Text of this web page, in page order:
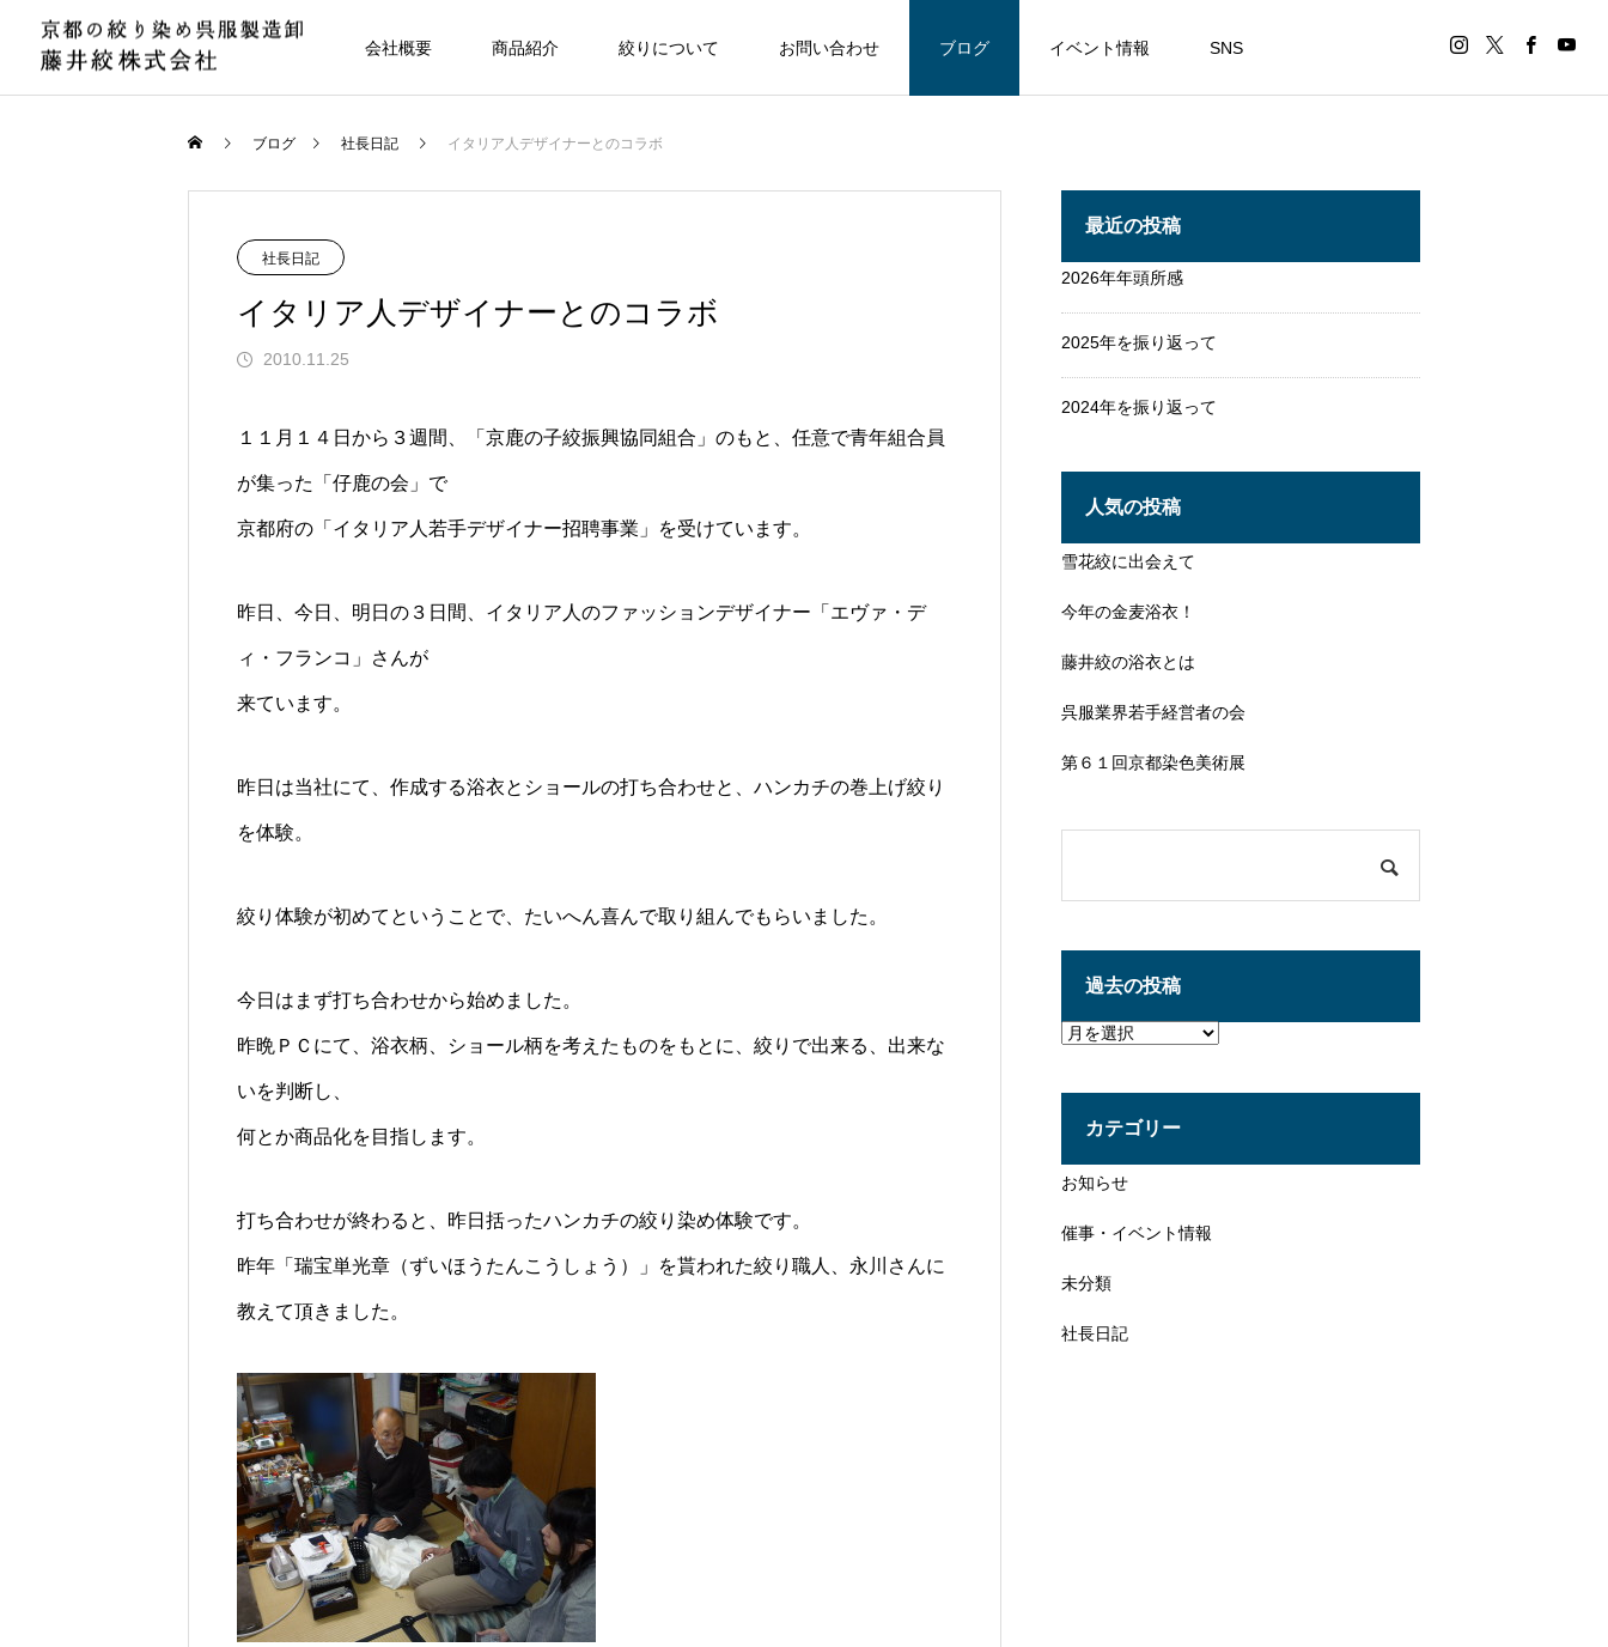
会社概要 商品紹介 絞りについて お問い合わせ ブログ イベント情報 SNS
ブログ 社長日記 イタリア人デザイナーとのコラボ
社長日記
イタリア人デザイナーとのコラボ
2010.11.25
１１月１４日から３週間、「京鹿の子絞振興協同組合」のもと、任意で青年組合員
が集った「仔鹿の会」で
京都府の「イタリア人若手デザイナー招聘事業」を受けています。
昨日、今日、明日の３日間、イタリア人のファッションデザイナー「エヴァ・デ
ィ・フランコ」さんが
来ています。
昨日は当社にて、作成する浴衣とショールの打ち合わせと、ハンカチの巻上げ絞り
を体験。
絞り体験が初めてということで、たいへん喜んで取り組んでもらいました。
今日はまず打ち合わせから始めました。
昨晩ＰＣにて、浴衣柄、ショール柄を考えたものをもとに、絞りで出来る、出来な
いを判断し、
何とか商品化を目指します。
打ち合わせが終わると、昨日括ったハンカチの絞り染め体験です。
昨年「瑞宝単光章（ずいほうたんこうしょう）」を貰われた絞り職人、永川さんに
教えて頂きました。
最近の投稿
2026年年頭所感
2025年を振り返って
2024年を振り返って
人気の投稿
雪花絞に出会えて
今年の金麦浴衣！
藤井絞の浴衣とは
呉服業界若手経営者の会
第６１回京都染色美術展
過去の投稿
過
去
稿
カテゴリー
お知らせ
催事・イベント情報
未分類
社長日記